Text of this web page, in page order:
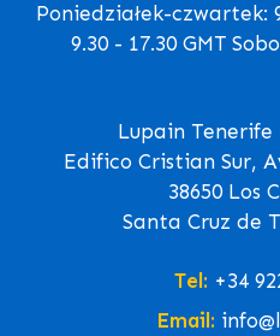
Poniedziałek-czwartek:
9.30 - 17.30 GMT
Lupain
Edifico Cristian Sur,
38650 Los
Santa Cruz de
Tel: +34
Email: